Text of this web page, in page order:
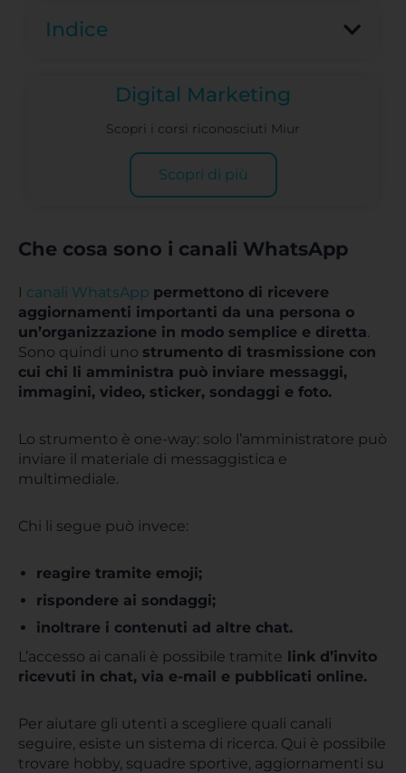
Indice
Digital Marketing
Scopri i corsi riconosciuti Miur
Scopri di più
Che cosa sono i canali WhatsApp
I canali WhatsApp permettono di ricevere
aggiornamenti importanti da una persona o
un’organizzazione in modo semplice e diretta.
Sono quindi uno strumento di trasmissione con
cui chi li amministra può inviare messaggi,
immagini, video, sticker, sondaggi e foto.
Lo strumento è one-way: solo l’amministratore può
inviare il materiale di messaggistica e
multimediale.
Chi li segue può invece:
reagire tramite emoji;
rispondere ai sondaggi;
inoltrare i contenuti ad altre chat.
L’accesso ai canali è possibile tramite link d’invito
ricevuti in chat, via e-mail e pubblicati online.
Per aiutare gli utenti a scegliere quali canali
seguire, esiste un sistema di ricerca. Qui è possibile
trovare hobby, squadre sportive, aggiornamenti su